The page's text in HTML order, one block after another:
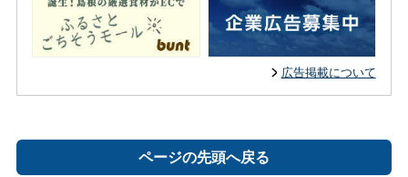
広告掲載について
ページの先頭へ戻る